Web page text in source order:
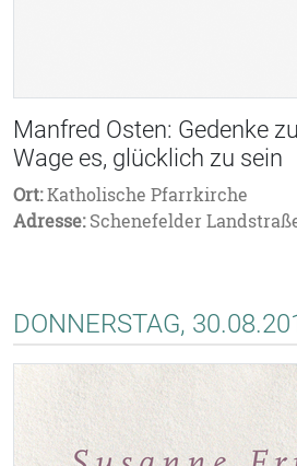
Manfred Osten: Gedenke
Wage es, glücklich zu sein
Ort:Katholische Pfarrkirche
Adresse:Schenefelder
DONNERSTAG,